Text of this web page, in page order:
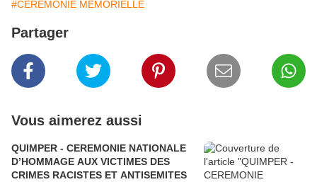
#CEREMONIE MEMORIELLE
Partager
Vous aimerez aussi
QUIMPER - CEREMONIE NATIONALE
D’HOMMAGE AUX VICTIMES DES
CRIMES RACISTES ET ANTISEMITES